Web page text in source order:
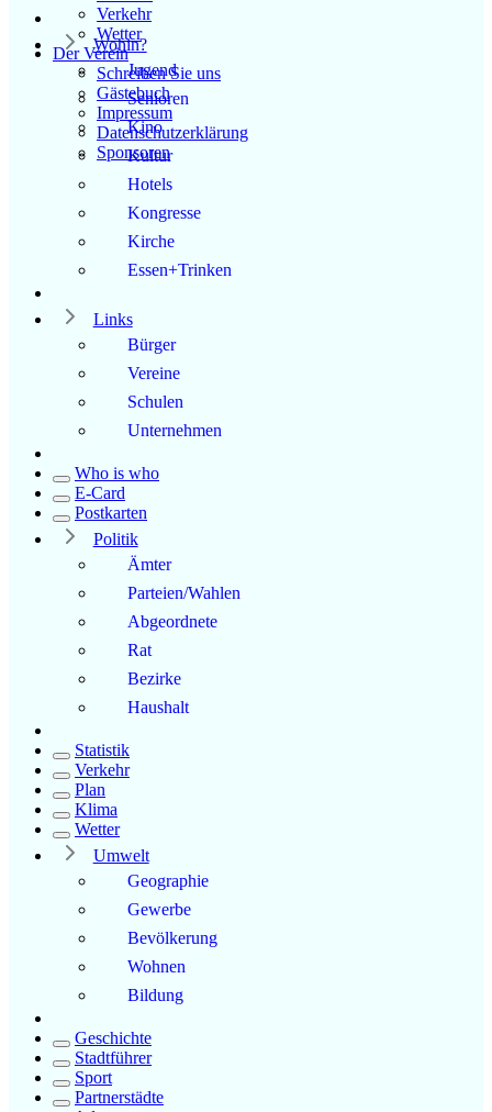
Verkehr
Wetter
Der Verein
Schreiben Sie uns
Gästebuch
Impressum
Datenschutzerklärung
Sponsoren
Wohin?
Jugend
Senioren
Kino
Kultur
Hotels
Kongresse
Kirche
Essen+Trinken
Links
Bürger
Vereine
Schulen
Unternehmen
Who is who
E-Card
Postkarten
Politik
Ämter
Parteien/Wahlen
Abgeordnete
Rat
Bezirke
Haushalt
Statistik
Verkehr
Plan
Klima
Wetter
Umwelt
Geographie
Gewerbe
Bevölkerung
Wohnen
Bildung
Geschichte
Stadtführer
Sport
Partnerstädte